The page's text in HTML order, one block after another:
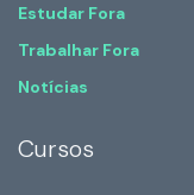
Estudar Fora
Trabalhar Fora
Notícias
Cursos